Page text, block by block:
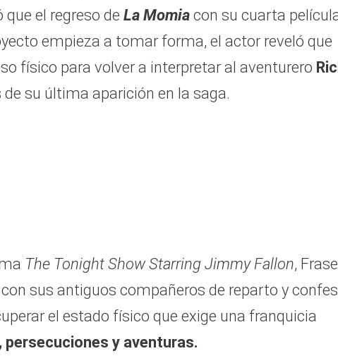
el regreso de La Momia con su cuarta
empieza a tomar forma, el actor reveló que
físico para volver a interpretar al aventurero
su última aparición en la saga.
The Tonight Show Starring Jimmy Fallon,
sus antiguos compañeros de reparto y
el estado físico que exige una franquicia
persecuciones y aventuras.